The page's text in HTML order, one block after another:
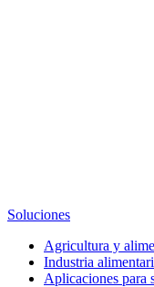
Soluciones
Agricultura y
Industria
Aplicaciones para